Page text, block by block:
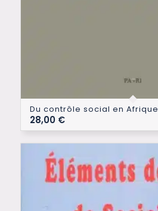
Du contrôle social en Afrique
28,00 €